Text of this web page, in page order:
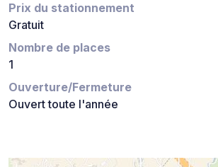
Prix du stationnement
Gratuit
Nombre de places
1
Ouverture/Fermeture
Ouvert toute l'année